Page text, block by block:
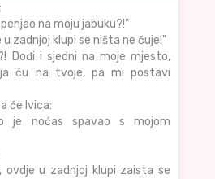
na moju jabuku?!"
zadnjoj klupi se ništa ne čuje!"
Dođi i sjedni na moje mjesto,
ću na tvoje, pa mi postavi
će Ivica:
je noćas spavao s mojom
ovdje u zadnjoj klupi zaista se